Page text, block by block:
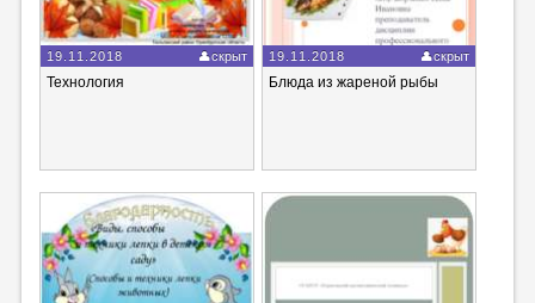
19.11.2018 скрыт
Технология
19.11.2018 скрыт
Блюда из жареной рыбы